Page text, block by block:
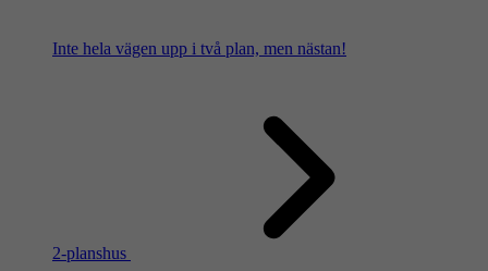
Inte hela vägen upp i två plan, men nästan!
2-planshus